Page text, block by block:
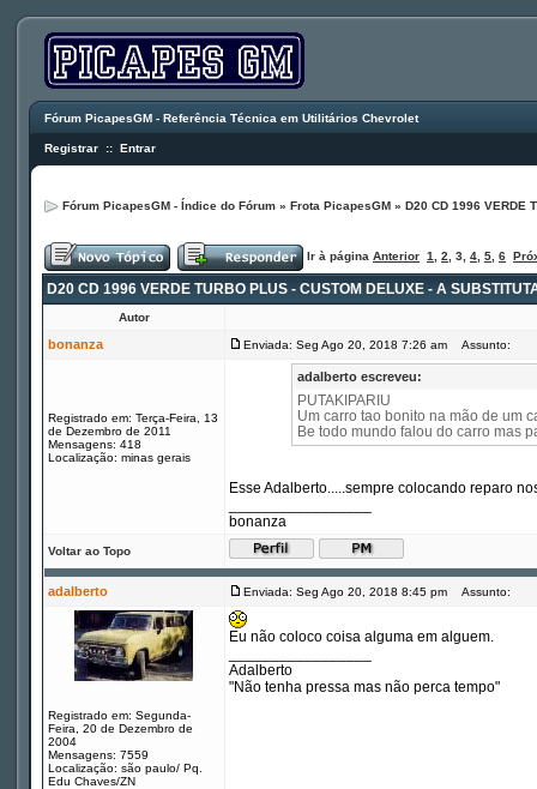
Fórum PicapesGM - Referência Técnica em Utilitários Chevrolet
Registrar :: Entrar
Fórum PicapesGM - Índice do Fórum » Frota PicapesGM » D20 CD 1996 VERDE
Ir à página Anterior 1 2 3 4 5 6
D20 CD 1996 VERDE TURBO PLUS - CUSTOM DELUXE - A
Autor
bonanza Enviada: Seg Ago 20, 2018 7:26 am Assunto:
Registrado em: Terça-Feira, 13
de Dezembro de 2011
Mensagens: 418
Localização: minas gerais
adalberto escreveu:
PUTAKIPARIU
Um carro tao bonito na mão de um
Be todo mundo falou do carro mas
Esse Adalberto.....sempre colocando reparo
bonanza
Voltar ao Topo
adalberto Enviada: Seg Ago 20, 2018 8:45 pm Assunto:
Registrado em: Segunda-
Feira, 20 de Dezembro de
2004
Mensagens: 7559
Localização: são paulo/ Pq.
Edu Chaves/ZN
Eu não coloco coisa alguma em alguem.
Adalberto
"Não tenha pressa mas não perca tempo"